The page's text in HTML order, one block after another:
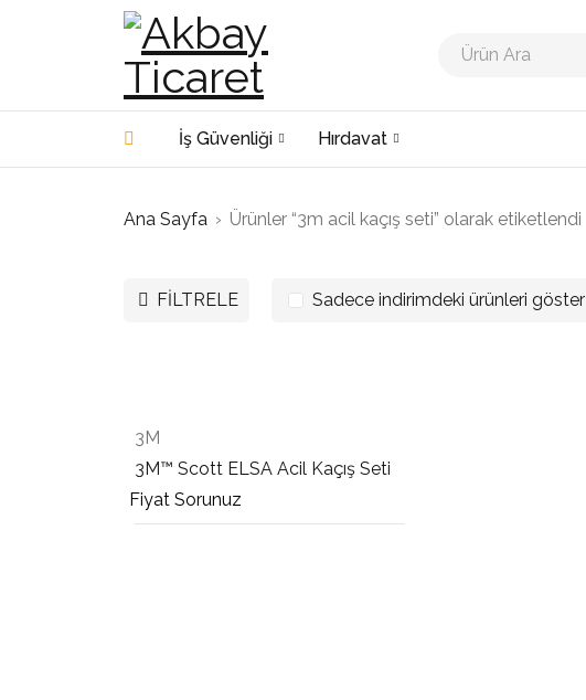
İş Güvenliği Hırdavat
Ana Sayfa › Ürünler “3m acil kaçış seti” olarak etiketlendi
FILTRELE Sadece indirimdeki ürünleri göster
3M
3M™ Scott ELSA Acil Kaçış Seti
Fiyat Sorunuz